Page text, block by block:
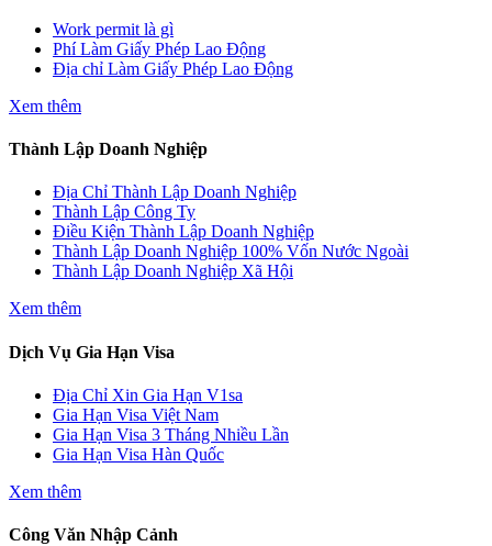
Work permit là gì
Phí Làm Giấy Phép Lao Động
Địa chỉ Làm Giấy Phép Lao Động
Xem thêm
Thành Lập Doanh Nghiệp
Địa Chỉ Thành Lập Doanh Nghiệp
Thành Lập Công Ty
Điều Kiện Thành Lập Doanh Nghiệp
Thành Lập Doanh Nghiệp 100% Vốn Nước Ngoài
Thành Lập Doanh Nghiệp Xã Hội
Xem thêm
Dịch Vụ Gia Hạn Visa
Địa Chỉ Xin Gia Hạn V1sa
Gia Hạn Visa Việt Nam
Gia Hạn Visa 3 Tháng Nhiều Lần
Gia Hạn Visa Hàn Quốc
Xem thêm
Công Văn Nhập Cảnh